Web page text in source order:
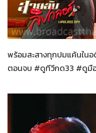
27-11-2565 สาย
พร้อมสะสางทุกปมแค้นใน
ตอนจบ #ดูทีวีกด33 #ดูมื